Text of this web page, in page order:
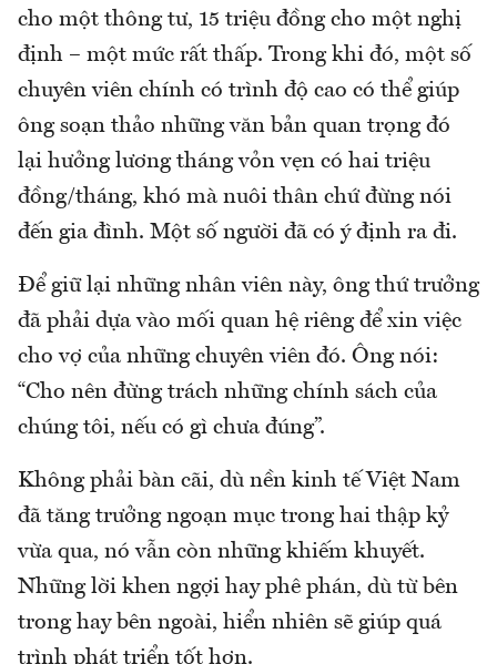
cho một thông tư, 15 triệu đồng cho một nghị
định – một mức rất thấp. Trong khi đó, một số
chuyên viên chính có trình độ cao có thể giúp
ông soạn thảo những văn bản quan trọng đó
lại hưởng lương tháng vỏn vẹn có hai triệu
đồng/tháng, khó mà nuôi thân chứ đừng nói
đến gia đình. Một số người đã có ý định ra đi.
Để giữ lại những nhân viên này, ông thứ trưởng
đã phải dựa vào mối quan hệ riêng để xin việc
cho vợ của những chuyên viên đó. Ông nói:
“Cho nên đừng trách những chính sách của
chúng tôi, nếu có gì chưa đúng”.
Không phải bàn cãi, dù nền kinh tế Việt Nam
đã tăng trưởng ngoạn mục trong hai thập kỷ
vừa qua, nó vẫn còn những khiếm khuyết.
Những lời khen ngợi hay phê phán, dù từ bên
trong hay bên ngoài, hiển nhiên sẽ giúp quá
trình phát triển tốt hơn.